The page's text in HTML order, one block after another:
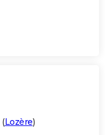
(Lozère)